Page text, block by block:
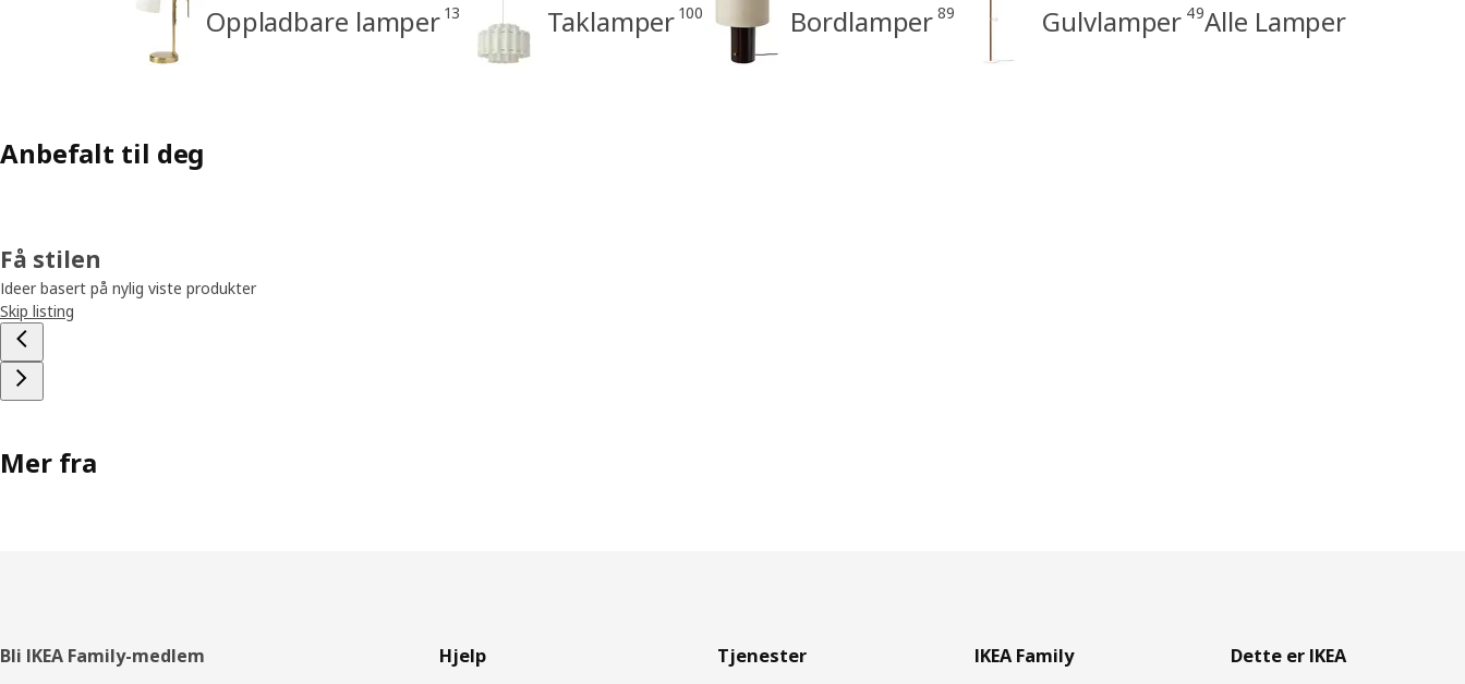
Oppladbare lamper 13 Taklamper 100 Bordlamper 89 Gulvlamper 49Alle Lamper
Anbefalt til deg
Få stilen
Ideer basert på nylig viste produkter
Skip listing
Mer fra
Bunntekst
Bli IKEA Family-medlem Hjelp Tjenester IKEA Family Dette er IKEA